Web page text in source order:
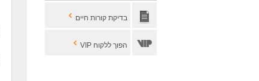
בדיקת קורות חיים
הפוך ללקוח VIP